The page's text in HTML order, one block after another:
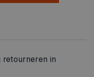
retourneren in